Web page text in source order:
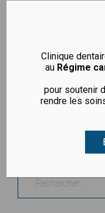
Blogue
Nothing
It seems we can’t
Trouvez ce
Clinique
au Régime
pour soutenir
rendre les